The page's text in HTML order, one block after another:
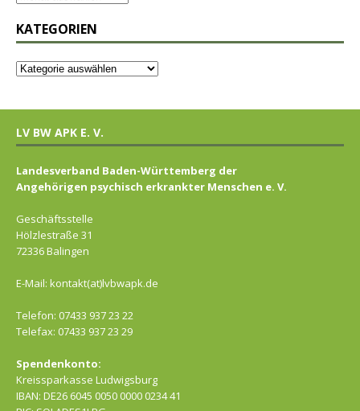
KATEGORIEN
LV BW APK E. V.
Landesverband Baden-Württemberg der
Angehörigen psychisch erkrankter Menschen e. V.
Geschäftsstelle
Hölzlestraße 31
72336 Balingen
E-Mail: kontakt(at)lvbwapk.de
Telefon: 07433 937 23 22
Telefax: 07433 937 23 29
Spendenkonto:
Kreissparkasse Ludwigsburg
IBAN: DE26 6045 0050 0000 0234 41